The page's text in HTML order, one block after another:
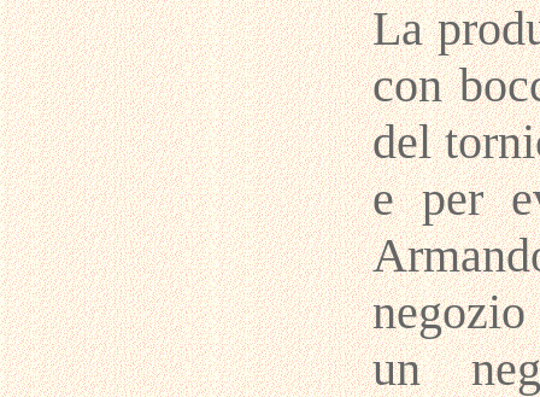
La
con
del
e per
un